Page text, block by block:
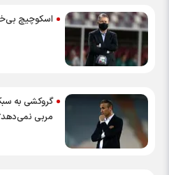
اسکوچیچ
گروکشی به سبک
مربی نمی‌دهد؟!